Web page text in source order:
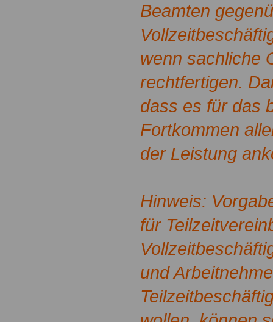
Beamten
wenn sachliche
rechtfertigen.
dass es für das
Fortkommen
der Leistung
Hinweis:
für
und